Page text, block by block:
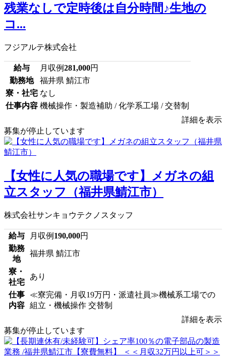
残業なしで定時後は自分時間♪生地の
コ...
フジアルテ株式会社
給与 月収例281,000円
勤務地
福井県 鯖江市
寮・社宅 なし
仕事内容 機械操作・製造補助 / 化学系工場 / 交替制
詳細を表示
募集が停止しています
【女性に人気の職場です】メガネの組
立スタッフ（福井県鯖江市）
株式会社サンキョウテクノスタッフ
給与 月収例 190,000円
勤務
地
福井県 鯖江市
寮・
社宅
あり
仕事
内容
≪寮完備・月収19万円・派遣社員≫機械系工場での
組立・機械操作 交替制
詳細を表示
募集が停止しています